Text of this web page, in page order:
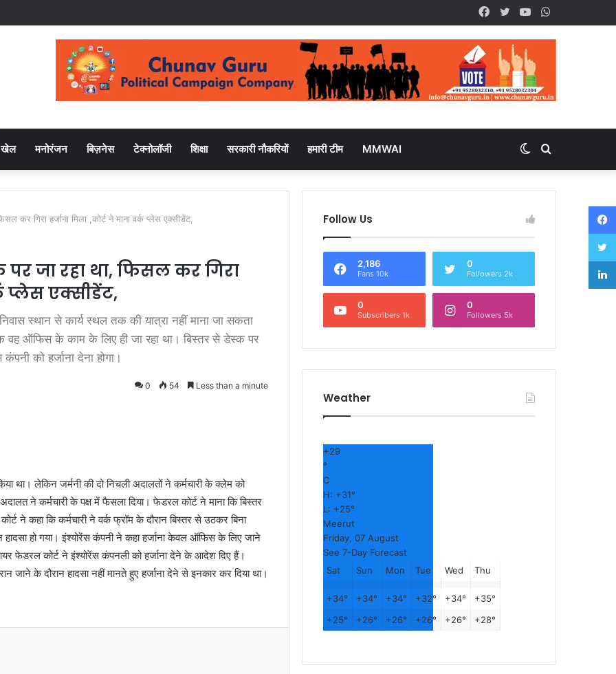
YouTube
Twitter
Facebook
खेल मनोरंजन बिज़नेस टेक्नोलॉजी शिक्षा सरकारी नौकरियों हमारी टीम MMWAI
for
Switch
skin
कर गिरा हर्जाना मिला ,कोर्ट ने माना वर्क प्लेस एक्सीडेंट,
पर जा रहा था, फिसल कर गिरा
प्लेस एक्सीडेंट,
स्थान से कार्य स्थल तक की यात्रा नहीं माना जा सकता
वह ऑफिस के काम के लिए ही जा रहा था। बिस्तर से डेस्क पर
को हर्जाना देना होगा।
0 54 Less than a minute
था। लेकिन जर्मनी की दो निचली अदालतों ने कर्मचारी के क्लेम को
ने कर्मचारी के पक्ष में फैसला दिया। फेडरल कोर्ट ने माना कि बिस्तर
ने कहा कि कर्मचारी ने वर्क फ्रॉम के दौरान बिस्तर से उठकर बिना
हो गया। इंश्योरेंस कंपनी ने कहा हर्जाना केवल ऑफिस के लिए जाने
फेडरल कोर्ट ने इंश्योरेंस कंपनली को हर्जाना देने के आदेश दिए हैं।
जाने के दौरान हादसा नहीं मानते हुए हर्जाना देने से इनकार कर दिया था।
Follow Us
2,186
Fans 10k
0
Followers 2k
0
Subscribers 1k
0
Followers 5k
Weather
+29
°
C
H: +31°
L: +25°
Meerut
Friday, 07 August
See 7-Day Forecast
Sat
Sun Mon Tue Wed Thu
+34° +34° +34° +32° +34° +35°
+25° +26° +26° +26° +26° +28°